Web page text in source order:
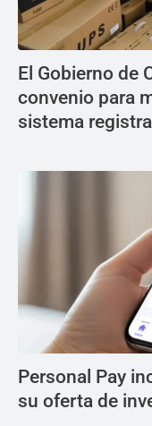
El Gobierno de
convenio para
sistema
Personal Pay
su oferta de